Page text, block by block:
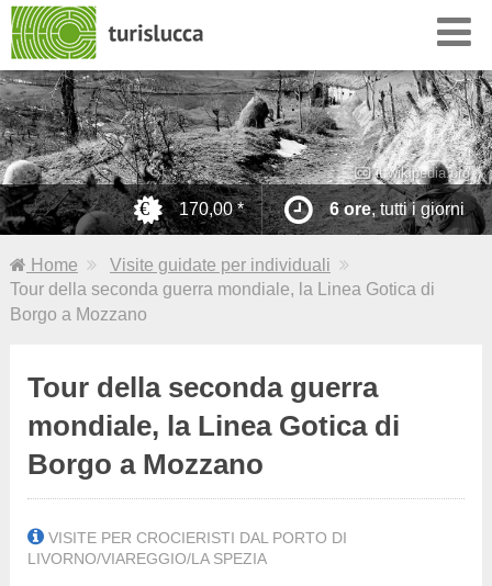
it.wikipedia.org
€ 170,00 * 6 ore, tutti i giorni
Home
Visite guidate per individuali
Tour della seconda guerra mondiale, la Linea Gotica di
Borgo a Mozzano
Tour della seconda guerra
mondiale, la Linea Gotica di
Borgo a Mozzano
VISITE PER CROCIERISTI DAL PORTO DI
LIVORNO/VIAREGGIO/LA SPEZIA